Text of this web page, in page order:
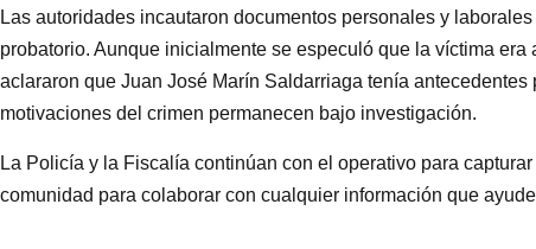
Las autoridades incautaron documentos personales y
probatorio. Aunque inicialmente se especuló que la víctima
aclararon que Juan José Marín Saldarriaga tenía
motivaciones del crimen permanecen bajo investigación.
La Policía y la Fiscalía continúan con el operativo para
comunidad para colaborar con cualquier información que